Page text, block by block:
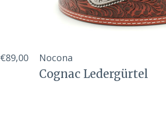
€89,00 Nocona
Cognac Ledergürtel